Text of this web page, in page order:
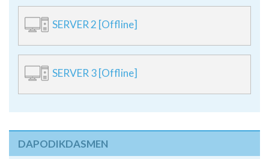
SERVER 2 [Offline]
SERVER 3 [Offline]
DAPODIKDASMEN